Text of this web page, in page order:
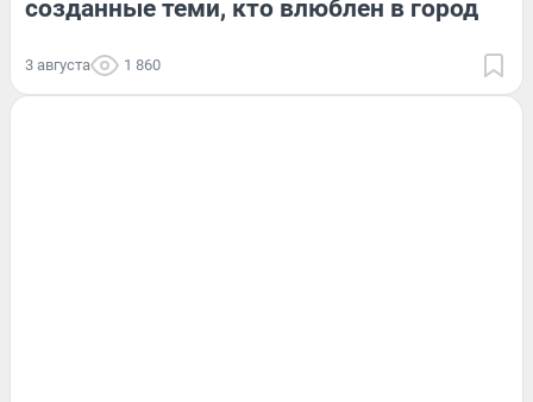
созданные теми, кто влюблен в город
3 августа 1 860